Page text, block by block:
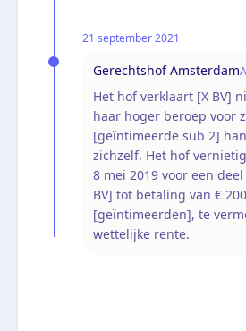
21 september 2021
Gerechtshof Amsterdam
Het hof verklaart [X BV]
haar hoger beroep voor
[geïntimeerde sub 2]
zichzelf. Het hof
8 mei 2019 voor een
BV] tot betaling van €
[geïntimeerden], te
wettelijke rente.